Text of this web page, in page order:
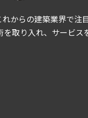
からの建築業界で注
取り入れ、サービ